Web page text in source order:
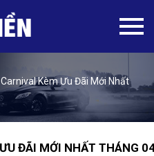
Carnival Kèm Ưu Đãi Mới Nhất
ĐÃI MỚI NHẤT THÁNG